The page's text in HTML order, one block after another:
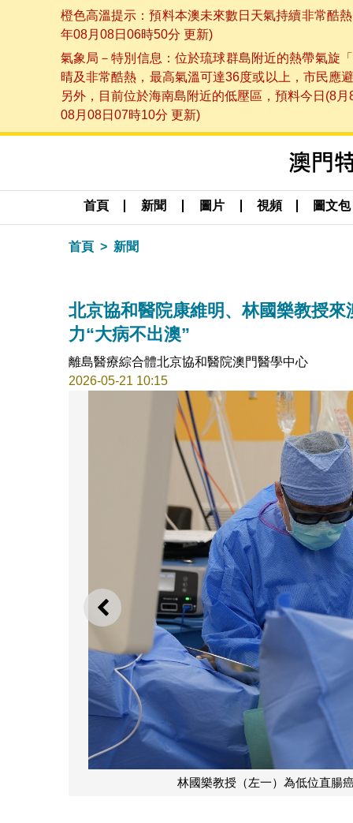
橙色高溫提示：預料本澳未來數日天氣持續非常酷
年08月08日06時50分 更新)
氣象局－特別信息：位於琉球群島附近的熱帶氣旋
晴及非常酷熱，最高氣溫可達36度或以上，市民應
另外，目前位於海南島附近的低壓區，預料今日(8
08月08日07時10分 更新)
首頁 新聞 圖片 視頻 圖文包
首頁 新聞
北京協和醫院康維明、林國樂教授
力“大病不出澳”
離島醫療綜合體北京協和醫院澳門醫學中心
2026-05-21 10:15
上一則
林國樂教授（左一）為低位直腸